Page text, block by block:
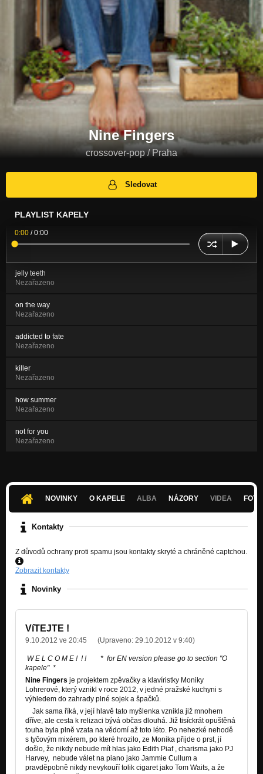
Nine Fingers
crossover-pop / Praha
Sledovat
PLAYLIST KAPELY
0:00 /0:00
jelly teeth
Nezařazeno
on the way
Nezařazeno
addicted to fate
Nezařazeno
killer
Nezařazeno
how summer
Nezařazeno
not for you
Nezařazeno
NOVINKY O KAPELE ALBA NÁZORY VIDEA
Kontakty
Z důvodů ochrany proti spamu jsou kontakty skryté a chráněné captchou.
Zobrazit kontakty
Novinky
VíTEJTE !
9.10.2012 ve 20:45 (Upraveno: 29.10.2012 v 9:40)
W E L C O M E ! ! ! * for EN version please go to section "O
kapele" *
Nine Fingers je projektem zpěvačky a klavíristky Moniky
Lohrerové, který vznikl v roce 2012, v jedné pražské kuchyni s
výhledem do zahrady plné sojek a špačků.
Jak sama říká, v její hlavě tato myšlenka vznikla již mnohem
dříve, ale cesta k relizaci bývá občas dlouhá. Již tisíckrát opuštěná
touha byla plně vzata na vědomí až toto léto. Po nehezké nehodě
s tyčovým mixérem, po které hrozilo, ze Monika přijde o prst, jí
došlo, že nikdy nebude mít hlas jako Edith Piaf , charisma jako PJ
Harvey, nebude válet na piano jako Jammie Cullum a
pravděpobně nikdy nevykouří tolik cigaret jako Tom Waits, a že